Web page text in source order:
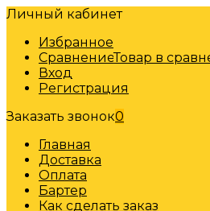
Личный кабинет
Избранное
СравнениеТовар в
Вход
Регистрация
Заказать звонок0
Главная
Доставка
Оплата
Бартер
Как сделать заказ